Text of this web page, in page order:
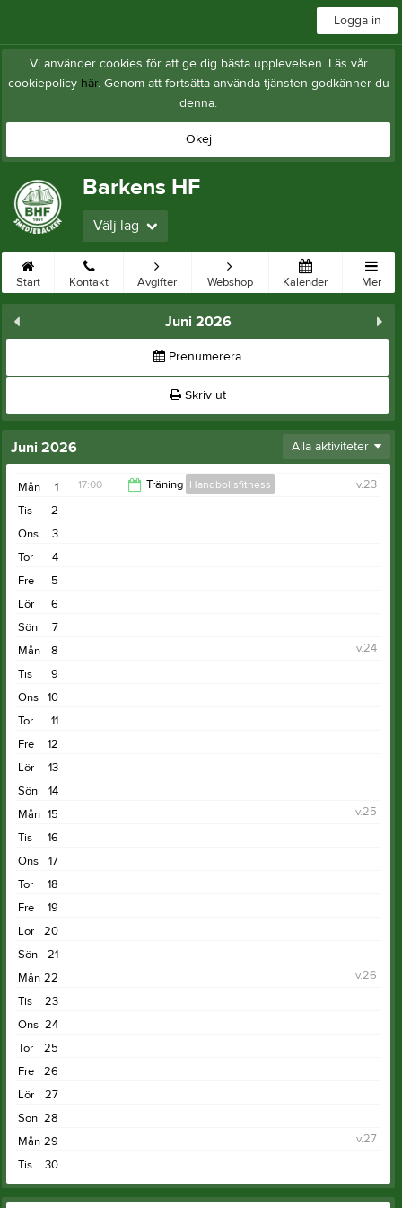
Logga in
Vi använder cookies för att ge dig bästa upplevelsen. Läs vår
cookiepolicy här. Genom att fortsätta använda tjänsten godkänner du
denna.
Okej
Barkens HF
Välj lag
Start Kontakt Avgifter Webshop Kalender Mer
Juni 2026
Prenumerera
Skriv ut
Juni 2026 Alla aktiviteter
1
Mån v.23
17:00 Träning Handbollsfitness
2
Tis
3
Ons
4
Tor
5
Fre
6
Lör
7
Sön
8
Mån
v.24
9
Tis
10
Ons
11
Tor
12
Fre
13
Lör
14
Sön
15
Mån
v.25
16
Tis
17
Ons
18
Tor
19
Fre
20
Lör
21
Sön
22
Mån
v.26
23
Tis
24
Ons
25
Tor
26
Fre
27
Lör
28
Sön
29
Mån
v.27
30
Tis